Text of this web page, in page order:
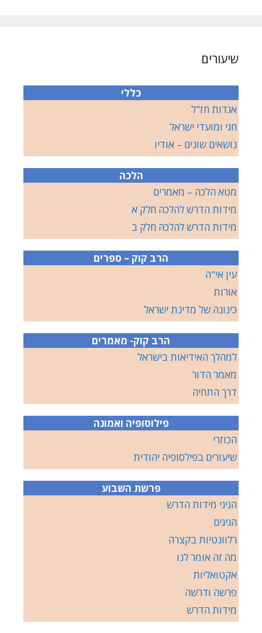
שיעורים
כללי
אגדות חז"ל
חגי ומועדי ישראל
נושאים שונים – אודיו
הלכה
מטא הלכה – מאמרים
מידות הדרש להלכה חלק א
מידות הדרש להלכה חלק ב
הרב קוק – ספרים
עין אי"ה
אורות
כינונה של מדינת ישראל
הרב קוק- מאמרים
למהלך האידיאות בישראל
מאמר הדור
דרך התחיה
פילוסופיה ואמונה
הכוזרי
שיעורים בפילסופיה יהודית
פרשת השבוע
הגיגי מידות הדרש
הגיגים
רלוונטיות בקצרה
מה זה אומר לנו
אקטואליות
פרשה ודרשה
מידות הדרש